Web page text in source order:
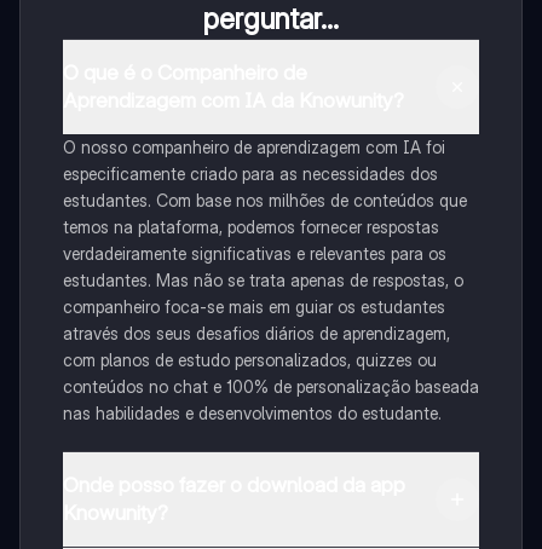
perguntar...
O nosso companheiro de aprendizagem com IA foi
especificamente criado para as necessidades dos
estudantes. Com base nos milhões de conteúdos que
temos na plataforma, podemos fornecer respostas
verdadeiramente significativas e relevantes para os
estudantes. Mas não se trata apenas de respostas, o
companheiro foca-se mais em guiar os estudantes
através dos seus desafios diários de aprendizagem,
com planos de estudo personalizados, quizzes ou
conteúdos no chat e 100% de personalização baseada
nas habilidades e desenvolvimentos do estudante.